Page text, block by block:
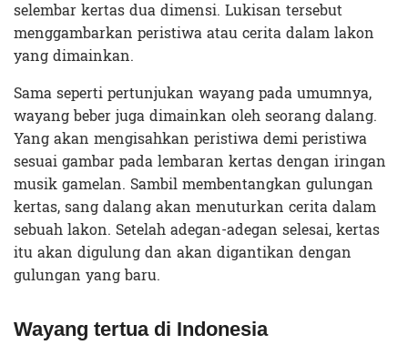
selembar kertas dua dimensi. Lukisan tersebut
menggambarkan peristiwa atau cerita dalam lakon
yang dimainkan.
Sama seperti pertunjukan wayang pada umumnya,
wayang beber juga dimainkan oleh seorang dalang.
Yang akan mengisahkan peristiwa demi peristiwa
sesuai gambar pada lembaran kertas dengan iringan
musik gamelan. Sambil membentangkan gulungan
kertas, sang dalang akan menuturkan cerita dalam
sebuah lakon. Setelah adegan-adegan selesai, kertas
itu akan digulung dan akan digantikan dengan
gulungan yang baru.
Wayang tertua di Indonesia